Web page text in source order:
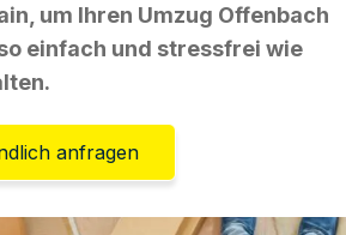
um Ihren Umzug Offenbach
einfach und stressfrei wie
anfragen